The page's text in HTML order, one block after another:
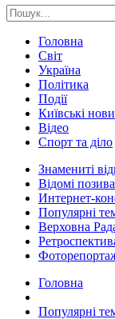
Головна
Світ
Україна
Політика
Події
Київські
Відео
Спорт та діло
Знамениті
Відомі
Интернет-
Популярні
Верховна
Головна
Популярні